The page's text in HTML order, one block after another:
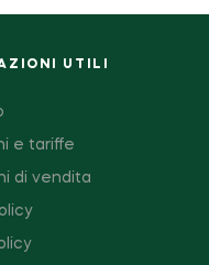
UTILI
e tariffe
di vendita